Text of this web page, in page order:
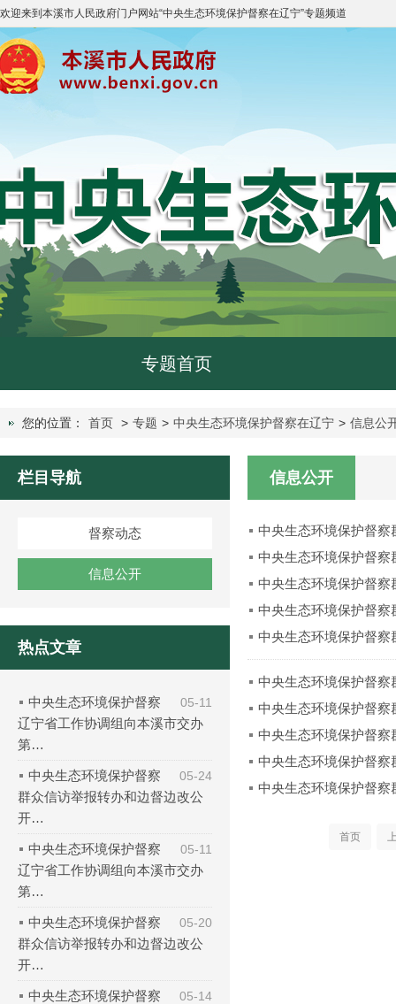
欢迎来到 本溪市人民政府门户网站“中央生态环境保护督察在辽宁”专题频道
专题首页
您的位置： 首页 > 专题 > 中央生态环境保护督察在辽宁 > 信息公
栏目导航
督察动态
信息公开
热点文章
05-11
中央生态环境保护督察
辽宁省工作协调组向本溪市交办
第…
05-24
中央生态环境保护督察
群众信访举报转办和边督边改公
开…
05-11
中央生态环境保护督察
辽宁省工作协调组向本溪市交办
第…
05-20
中央生态环境保护督察
群众信访举报转办和边督边改公
开…
05-14
中央生态环境保护督察
信息公开
中央生态环境保护督
中央生态环境保护督
中央生态环境保护督
中央生态环境保护督
中央生态环境保护督
中央生态环境保护督
中央生态环境保护督
中央生态环境保护督
中央生态环境保护督
中央生态环境保护督
首页